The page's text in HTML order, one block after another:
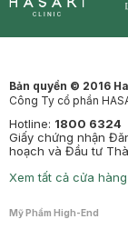
Bản quyền © 2016
Công Ty cổ phần
Hotline: 1800 6324
Giấy chứng nhận
hoạch và Đầu tư
Xem tất cả cửa hàng
Mỹ Phẩm High-End